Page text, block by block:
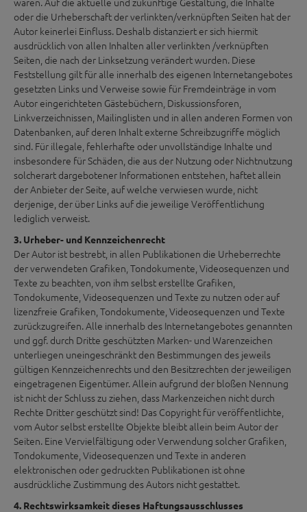
oder die Urheberschaft der verlinkten/verknüpften Seiten hat der
Autor keinerlei Einfluss. Deshalb distanziert er sich hiermit
ausdrücklich von allen Inhalten aller verlinkten /verknüpften
Seiten, die nach der Linksetzung verändert wurden. Diese
Feststellung gilt für alle innerhalb des eigenen Internetangebotes
gesetzten Links und Verweise sowie für Fremdeinträge in vom
Autor eingerichteten Gästebüchern, Diskussionsforen,
Linkverzeichnissen, Mailinglisten und in allen anderen Formen von
Datenbanken, auf deren Inhalt externe Schreibzugriffe möglich
sind. Für illegale, fehlerhafte oder unvollständige Inhalte und
insbesondere für Schäden, die aus der Nutzung oder Nichtnutzung
solcherart dargebotener Informationen entstehen, haftet allein
der Anbieter der Seite, auf welche verwiesen wurde, nicht
derjenige, der über Links auf die jeweilige Veröffentlichung
lediglich verweist.
3. Urheber- und Kennzeichenrecht
Der Autor ist bestrebt, in allen Publikationen die Urheberrechte
der verwendeten Grafiken, Tondokumente, Videosequenzen und
Texte zu beachten, von ihm selbst erstellte Grafiken,
Tondokumente, Videosequenzen und Texte zu nutzen oder auf
lizenzfreie Grafiken, Tondokumente, Videosequenzen und Texte
zurückzugreifen. Alle innerhalb des Internetangebotes genannten
und ggf. durch Dritte geschützten Marken- und Warenzeichen
unterliegen uneingeschränkt den Bestimmungen des jeweils
gültigen Kennzeichenrechts und den Besitzrechten der jeweiligen
eingetragenen Eigentümer. Allein aufgrund der bloßen Nennung
ist nicht der Schluss zu ziehen, dass Markenzeichen nicht durch
Rechte Dritter geschützt sind! Das Copyright für veröffentlichte,
vom Autor selbst erstellte Objekte bleibt allein beim Autor der
Seiten. Eine Vervielfältigung oder Verwendung solcher Grafiken,
Tondokumente, Videosequenzen und Texte in anderen
elektronischen oder gedruckten Publikationen ist ohne
ausdrückliche Zustimmung des Autors nicht gestattet.
4. Rechtswirksamkeit dieses Haftungsausschlusses